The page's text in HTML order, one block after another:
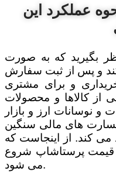
عملکرد این
بگیرید که به صورت
و پس از ثبت سفارش
و برای مشتری
از کالاها و محصولات
و نوسانات ارز و بازار
های مالی سنگین
می کند. از اینجاست که
قیمت پرستاشاپ شروع
می شود.